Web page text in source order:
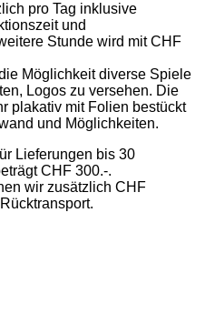
pro Tag inklusive
und
Stunde wird mit CHF
Möglichkeit diverse Spiele
Logos zu versehen. Die
plakativ mit Folien bestückt
und Möglichkeiten.
Lieferungen bis 30
CHF 300.-.
wir zusätzlich CHF